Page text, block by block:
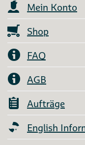
Mein Konto
Shop
FAQ
AGB
Aufträge
English